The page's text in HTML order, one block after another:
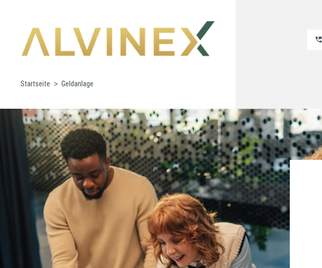
Startseite Geldanlage